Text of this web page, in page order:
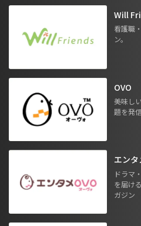
Will
看護職
ン。
OVO
美味し
題を発
エンタ
ドラマ
を届け
ガジン